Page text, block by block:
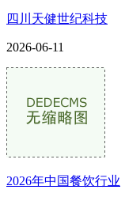
四川天健世纪科技
2026-06-11
2026年中国餐饮行业